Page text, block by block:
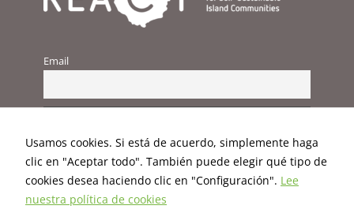
Email
Usamos cookies. Si está de acuerdo, simplemente haga
clic en "Aceptar todo". También puede elegir qué tipo de
cookies desea haciendo clic en "Configuración". Lee
nuestra política de cookies